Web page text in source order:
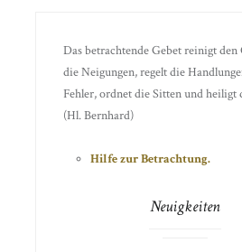
Das betrachtende Gebet reinigt
die Neigungen, regelt die
Fehler, ordnet die Sitten und heiligt
(Hl. Bernhard)
Hilfe zur Betrachtung.
Neuigkeiten